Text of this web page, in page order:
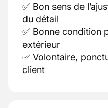
✅ Bon sens de
du détail
✅ Bonne condition
extérieur
✅ Volontaire,
client